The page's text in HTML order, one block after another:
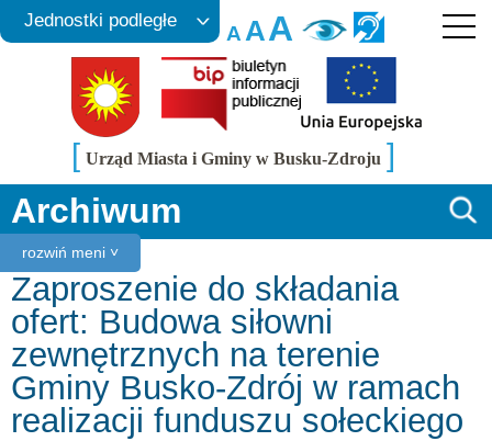
AAA
Jednostki podległe
[ Urząd Miasta i Gminy w Busku-Zdroju ]
rozwiń meni ˅
Archiwum
Zaproszenie do składania
ofert: Budowa siłowni
zewnętrznych na terenie
Gminy Busko-Zdrój w ramach
realizacji funduszu sołeckiego